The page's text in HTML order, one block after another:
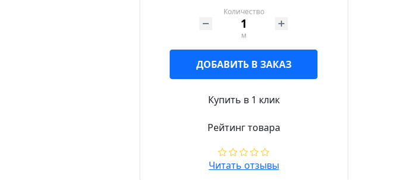
Количество
м
ДОБАВИТЬ В ЗАКАЗ
Купить в 1 клик
Рейтинг товара
Читать отзывы